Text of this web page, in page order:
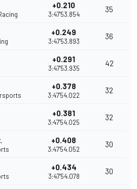
+0.210
3:47'53.854
35
+0.249
3:47'53.893
36
+0.291
3:47'53.935
42
+0.378
3:47'54.022
32
+0.381
3:47'54.025
32
+0.408
3:47'54.052
30
+0.434
3:47'54.078
30